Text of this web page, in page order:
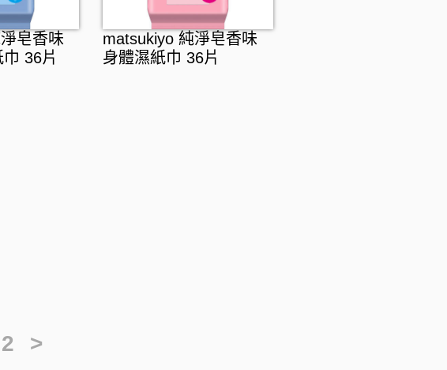
皂香味
36片
matsukiyo 純淨皂香味
身體濕紙巾 36片
2 >